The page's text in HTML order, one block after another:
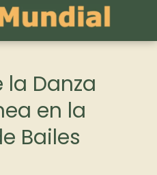
Danza
en la
Bailes